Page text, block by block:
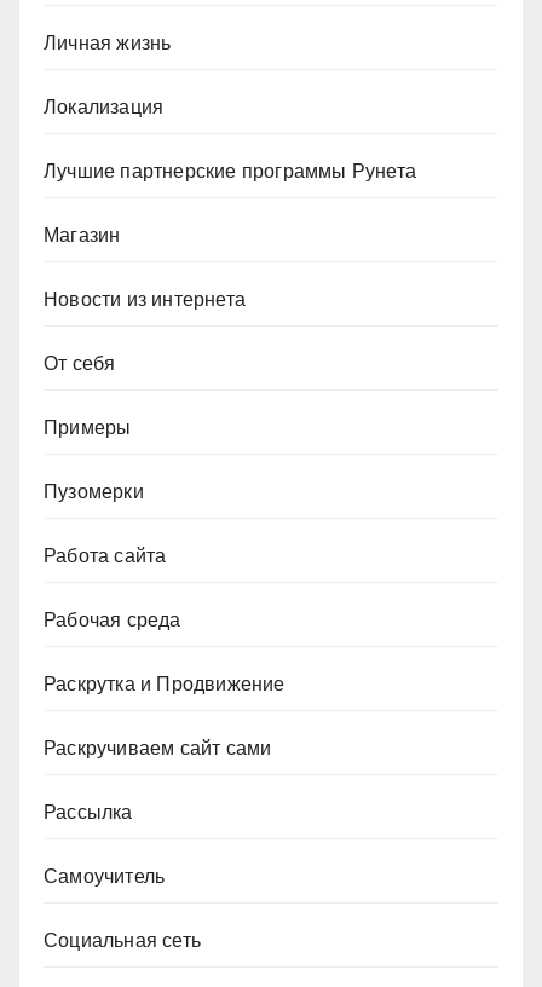
Личная жизнь
Локализация
Лучшие партнерские программы Рунета
Магазин
Новости из интернета
От себя
Примеры
Пузомерки
Работа сайта
Рабочая среда
Раскрутка и Продвижение
Раскручиваем сайт сами
Рассылка
Самоучитель
Социальная сеть